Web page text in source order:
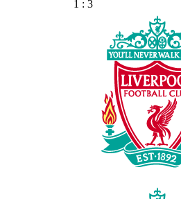
1 : 3